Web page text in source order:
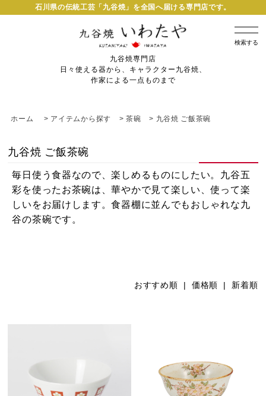
石川県の伝統工芸「九谷焼」を全国へ届ける専門店です。
検索する
九谷焼専門店
日々使える器から、キャラクター九谷焼、
作家による一点ものまで
ホーム > アイテムから探す >茶碗 > 九谷焼 ご飯茶碗
九谷焼 ご飯茶碗
毎日使う食器なので、楽しめるものにしたい。九谷五
彩を使ったお茶碗は、華やかで見て楽しい、使って楽
しいをお届けします。食器棚に並んでもおしゃれな九
谷の茶碗です。
おすすめ順 | 価格順 | 新着順